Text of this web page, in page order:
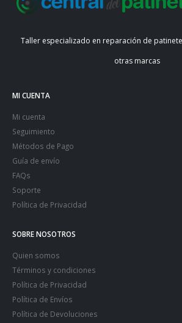
Taller especializado en reparación de
otras marcas
MI CUENTA
Mi cuenta
Seguimiento
Métodos de Pago
Guía de envío
FAQs
Soporte
Política de Privacidad
SOBRE NOSOTROS
Quien somos
Términos y condiciones
Política de Privacidad
Política de Envíos
Política de Devoluciones